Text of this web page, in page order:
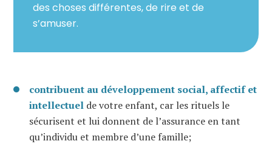
des choses différentes, de rire et de
s’amuser.
contribuent au développement social, affectif et
intellectuel de votre enfant, car les rituels le
sécurisent et lui donnent de l’assurance en tant
qu’individu et membre d’une famille;